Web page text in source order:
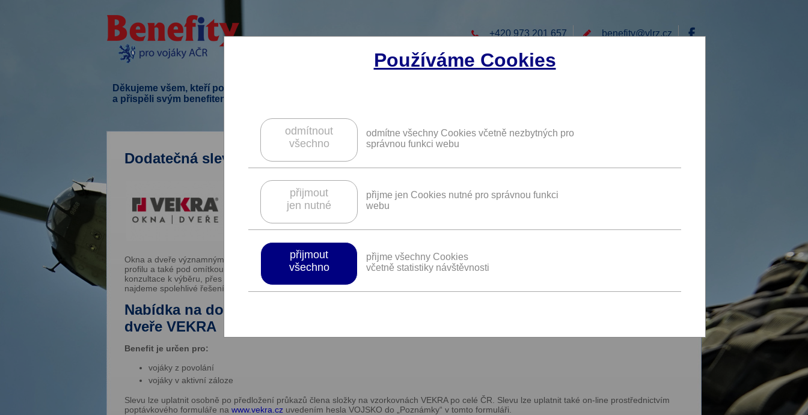
+420 973 201 657 benefity@vlrz.cz
Děkujeme všem, kteří podpořili tento projekt
a přispěli svým benefitem.
Používáme Cookies
odmítnout
všechno
odmítne všechny Cookies včetně nezbytných pro
správnou funkci webu
přijmout
jen nutné
přijme jen Cookies nutné pro správnou funkci
webu
přijmout
všechno
přijme všechny Cookies
včetně statistiky návštěvnosti
Dodatečná sleva až 3 000 Kč na okna a vchodové dveře VEKRA.
Platnost není časově omezena.
Okna a dveře významným způsobem ovlivňují komfort bydlení. I když zabudovaná okna vypadají na první pohled stejně, kvalita se skrývá uvnitř
profilu a také pod omítkou v tzv. připojovací spáře. VEKRA je tradiční český výrobce oken a dveří, který nabízí kompletní služby na klíč od
konzultace k výběru, přes zaměření, výrobu ve vlastních závodech, až po certifikovanou montáž a servisní služby. Díky dlouholetým zkušenostem
najdeme spolehlivé řešení pro každého na míru potřeb a finančních možností.
Nabídka na dodatečnou slevu až 3 000Kč na okna a vchodové
dveře VEKRA
Benefit je určen pro:
vojáky z povolání
vojáky v aktivní záloze
Slevu lze uplatnit osobně po předložení průkazů člena složky na vzorkovnách VEKRA po celé ČR. Slevu lze uplatnit také on-line prostřednictvím
poptávkového formuláře na www.vekra.cz uvedením hesla VOJSKO do „Poznámky“ v tomto formuláři.